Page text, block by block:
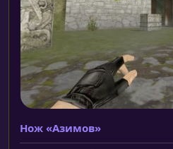
Нож «Азимов»